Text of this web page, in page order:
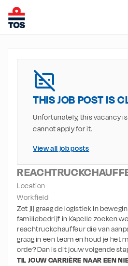
THIS JOB POST IS
Unfortunately, this vacancy
cannot apply for it.
View all job posts
Location
Workfield
Zet jij graag de logistiek in
familiebedrijf in Kapelle zoeken
reachtruckchauffeur die van
graag in een team en houd je het
orde? Dan is dit jouw volgende
TIL JOUW CARRIÈRE NAAR EEN